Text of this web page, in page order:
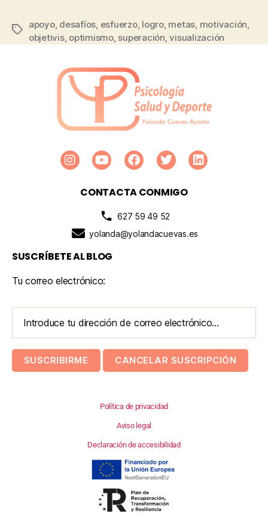
apoyo, desafíos, esfuerzo, logro, metas, motivación,
objetivis, optimismo, superación,visualización
CONTACTA CONMIGO
627 59 49 52
yolanda@yolandacuevas.es
SUSCRÍBETE AL BLOG
Tu correo electrónico:
Política de privacidad
Aviso legal
Declaración de accesibilidad